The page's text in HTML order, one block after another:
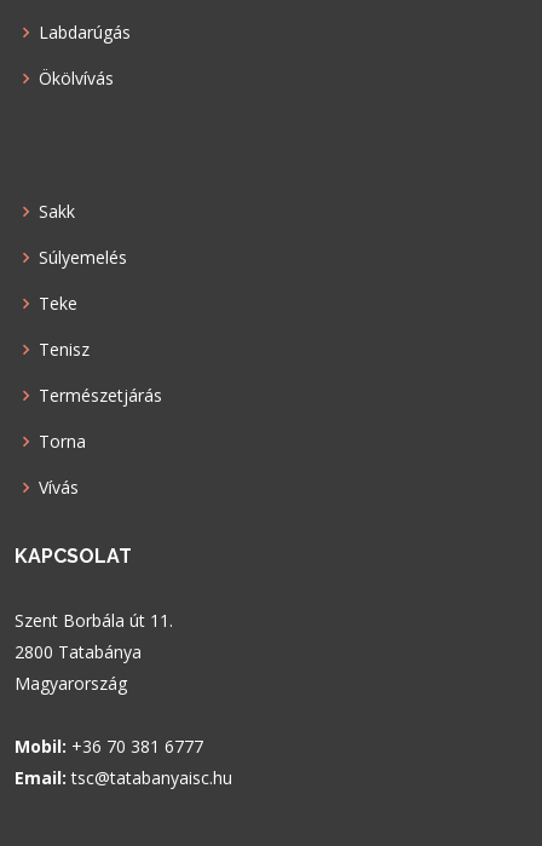
Labdarúgás
Ökölvívás
Sakk
Súlyemelés
Teke
Tenisz
Természetjárás
Torna
Vívás
KAPCSOLAT
Szent Borbála út 11.
2800 Tatabánya
Magyarország
Mobil: +36 70 381 6777
Email: tsc@tatabanyaisc.hu